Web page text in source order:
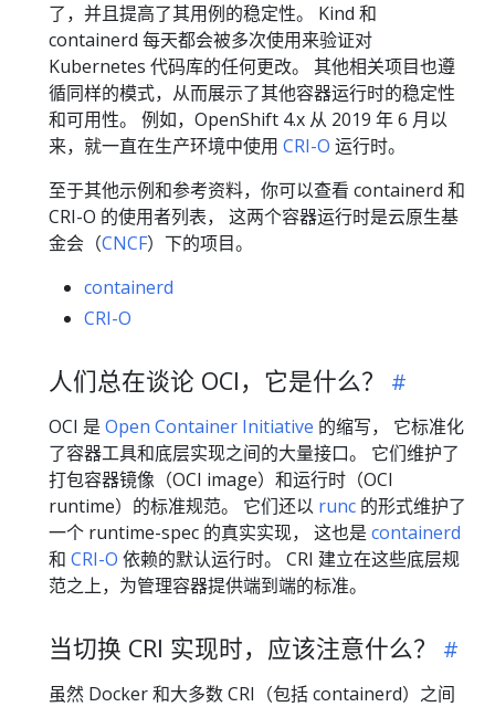
了，并且提高了其用例的稳定性。 Kind 和
containerd 每天都会被多次使用来验证对
Kubernetes 代码库的任何更改。 其他相关项目也遵
循同样的模式，从而展示了其他容器运行时的稳定性
和可用性。 例如，OpenShift 4.x 从 2019 年 6 月以
来，就一直在生产环境中使用 CRI-O 运行时。
至于其他示例和参考资料，你可以查看 containerd 和
CRI-O 的使用者列表， 这两个容器运行时是云原生基
金会（CNCF）下的项目。
containerd
CRI-O
人们总在谈论 OCI，它是什么？
OCI 是 Open Container Initiative 的缩写， 它标准化
了容器工具和底层实现之间的大量接口。 它们维护了
打包容器镜像（OCI image）和运行时（OCI
runtime）的标准规范。 它们还以 runc 的形式维护了
一个 runtime-spec 的真实实现， 这也是 containerd
和 CRI-O 依赖的默认运行时。 CRI 建立在这些底层规
范之上，为管理容器提供端到端的标准。
当切换 CRI 实现时，应该注意什么？
虽然 Docker 和大多数 CRI（包括 containerd）之间